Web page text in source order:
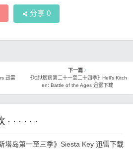
分享 0
迅雷
下一篇
《地狱厨房第二十一至二十四季》Hell’s Kitch
en: Battle of the Ages 迅雷下载
· · · · ·
塔岛第一至三季》Siesta Key 迅雷下载